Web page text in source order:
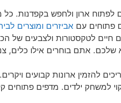
לפתוח ארון ולחפש בקפדנות. כל
פתוחים עם אביזרים ומוצרים לבית
חיים לטקסטורות ולצבעים של
אתם בוחרים אילו כלים,
להזמין ארונות קבועים
למשחק ילדים. מדפים פתוחים